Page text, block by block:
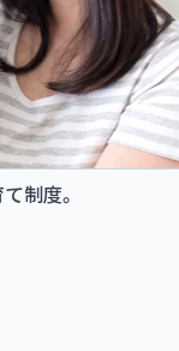
制度。